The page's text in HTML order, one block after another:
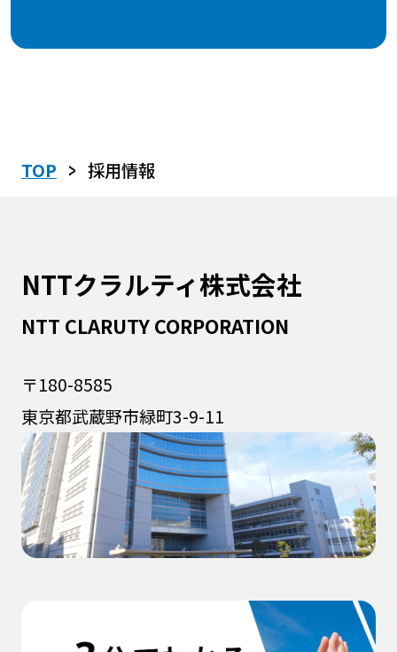
TOP > 採用情報
NTTクラルティ株式会社
NTT CLARUTY CORPORATION
〒180-8585
東京都武蔵野市緑町3-9-11